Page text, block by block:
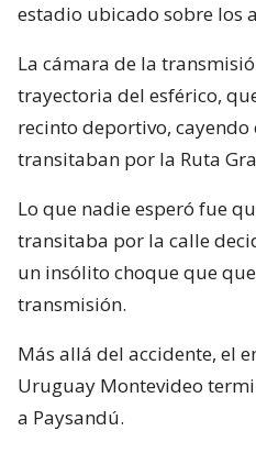
estadio ubicado sobre los
La cámara de la
trayectoria del esférico,
recinto deportivo,
transitaban por la Ruta
Lo que nadie esperó fue
transitaba por la calle
un insólito choque que
transmisión.
Más allá del accidente, el
Uruguay Montevideo
a Paysandú.